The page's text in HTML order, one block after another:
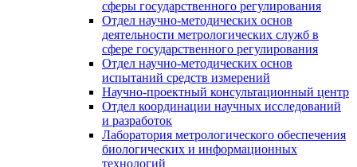
сферы государственного регулирования
Отдел научно-методических основ
деятельности метрологических служб в
сфере государственного регулирования
Отдел научно-методических основ
испытаний средств измерений
Научно-проектный консультационный центр
Отдел координации научных исследований
и разработок
Лаборатория метрологического обеспечения
биологических и информационных
технологий